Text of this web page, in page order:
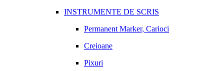
INSTRUMENTE DE SCRIS
Permanent Marker, Carioci
Creioane
Pixuri